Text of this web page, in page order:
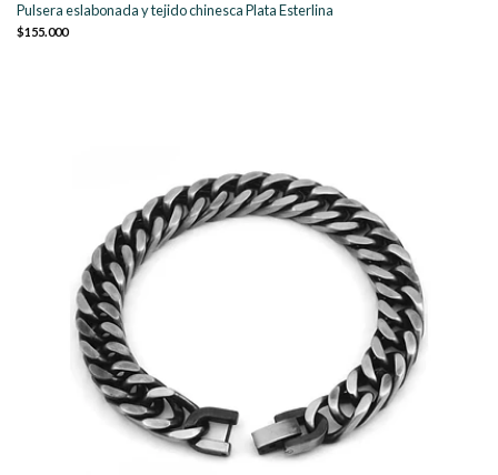
Pulsera eslabonada y tejido chinesca Plata Esterlina
$155.000